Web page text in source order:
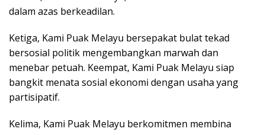
dalam azas berkeadilan.
Ketiga, Kami Puak Melayu bersepakat bulat tekad
bersosial politik mengembangkan marwah dan
menebar petuah. Keempat, Kami Puak Melayu siap
bangkit menata sosial ekonomi dengan usaha yang
partisipatif.
Kelima, Kami Puak Melayu berkomitmen membina